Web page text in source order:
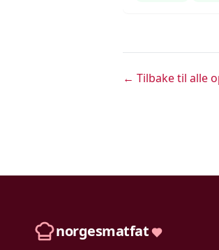
← Tilbake til alle
norgesmatfat